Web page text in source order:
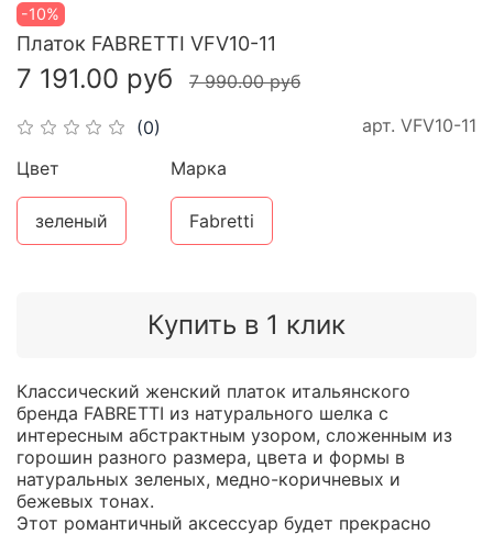
-10%
(0) арт. VFV10-11
Платок FABRETTI VFV10-11
7 191.00 руб 7 990.00 руб
Купить в 1 клик
Цвет
зеленый
Марка
Fabretti
Классический женский платок итальянского
бренда FABRETTI из натурального шелка с
интересным абстрактным узором, сложенным из
горошин разного размера, цвета и формы в
натуральных зеленых, медно-коричневых и
бежевых тонах.
Этот романтичный аксессуар будет прекрасно